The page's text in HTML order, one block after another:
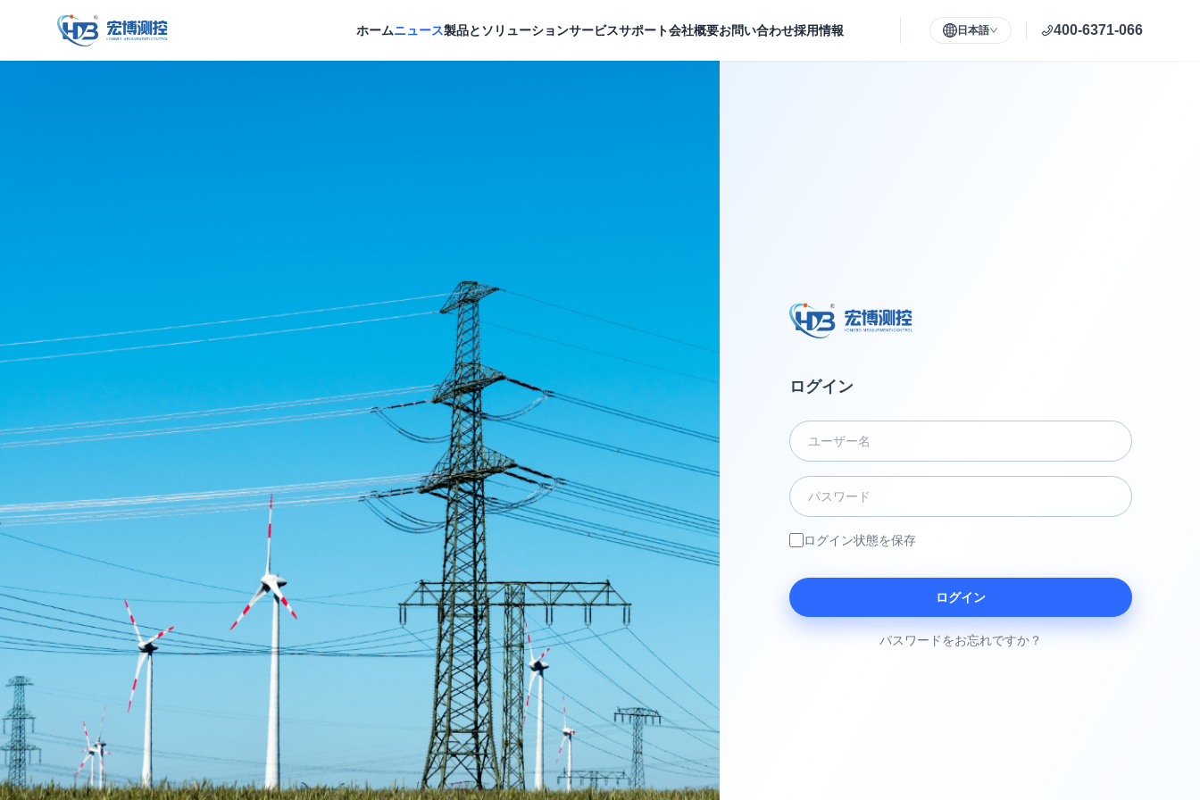
宏博測控 ホームニュース製品とソリューションサービスサポート会社概要お問い合わせ採用情報 日本語 400-6371-066
ログイン
ログイン状態を保存
ログイン
パスワードをお忘れですか？